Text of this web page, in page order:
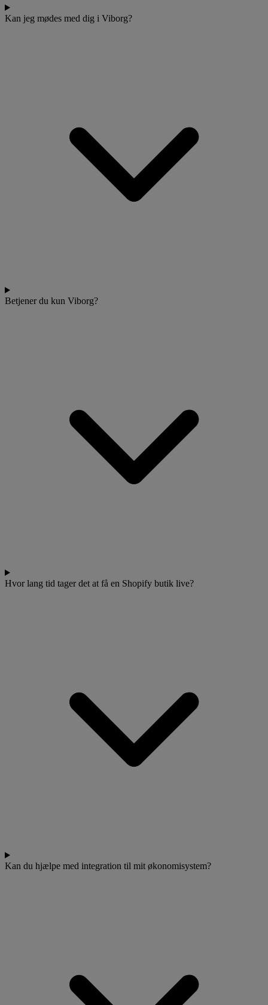
Kan jeg mødes med dig i Viborg?
Betjener du kun Viborg?
Hvor lang tid tager det at få en Shopify butik live?
Kan du hjælpe med integration til mit økonomisystem?